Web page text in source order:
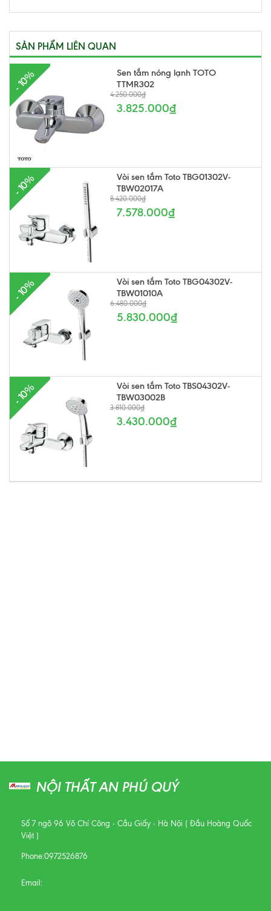
SẢN PHẨM LIÊN QUAN
- 10%
Sen tắm nóng lạnh TOTO
TTMR302
4.250.000₫
3.825.000₫
- 10%
Vòi sen tắm Toto TBG01302V-
TBW02017A
8.420.000₫
7.578.000₫
- 10%
Vòi sen tắm Toto TBG04302V-
TBW01010A
6.480.000₫
5.830.000₫
- 10%
Vòi sen tắm Toto TBS04302V-
TBW03002B
3.810.000₫
3.430.000₫
NỘI THẤT AN PHÚ QUÝ
Số 7 ngõ 96 Võ Chí Công - Cầu Giấy - Hà Nội ( Đầu Hoàng Quốc
Việt )
Phone:0972526876
Email: